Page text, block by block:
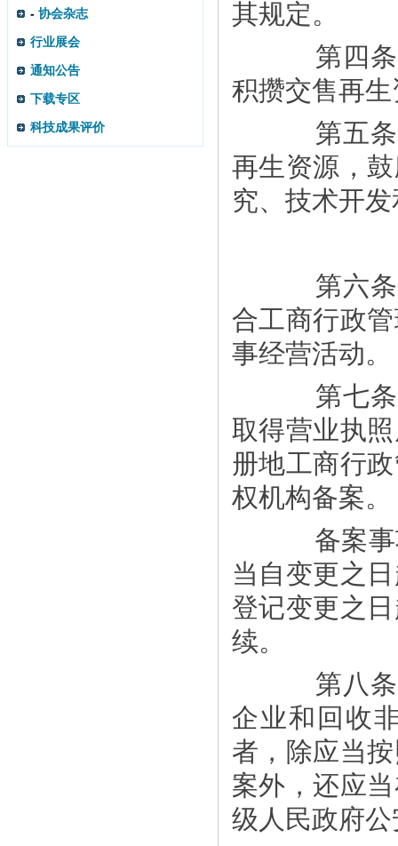
- 协会杂志
行业展会
通知公告
下载专区
科技成果评价
其规定。
第四条
积攒交售再
第五条
再生资源，
究、技术开
第六条
合工商行政
事经营活动。
第七条
取得营业执
册地工商行
权机构备案。
备案事
当自变更之
登记变更之
续。
第八条
企业和回收
者，除应当
案外，还应
级人民政府